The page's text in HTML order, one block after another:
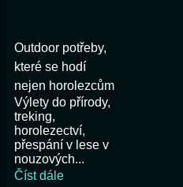
Outdoor potřeby,
které se hodí
nejen horolezcům
Výlety do přírody,
treking,
horolezectví,
přespání v lese v
nouzových...
Číst dále